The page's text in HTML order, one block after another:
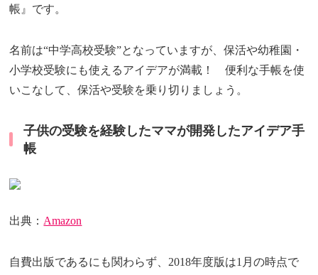
帳』です。
名前は“中学高校受験”となっていますが、保活や幼稚園・
小学校受験にも使えるアイデアが満載！ 便利な手帳を使
いこなして、保活や受験を乗り切りましょう。
子供の受験を経験したママが開発したアイデア手
帳
出典： Amazon
自費出版であるにも関わらず、2018年度版は1月の時点で